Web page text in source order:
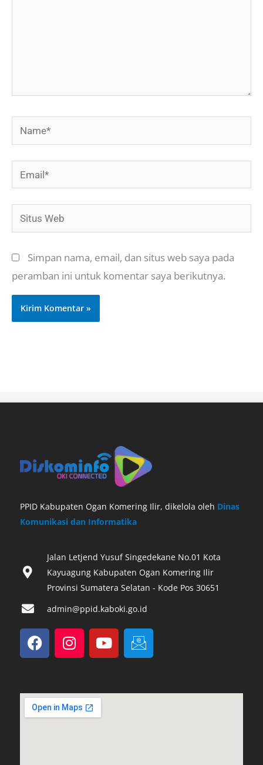
Name*
Email*
Situs
Web
Simpan nama, email, dan situs web saya pada
peramban ini untuk komentar saya berikutnya.
PPID Kabupaten Ogan Komering Ilir, dikelola oleh Dinas
Komunikasi dan Informatika
Jalan Letjend Yusuf Singedekane No.01 Kota
Kayuagung Kabupaten Ogan Komering Ilir
Provinsi Sumatera Selatan - Kode Pos 30651‎
admin@ppid.kaboki.go.id
F
a
c
b
o
o
I
n
s
a
g
r
Y
o
u
u
I
c
o
-